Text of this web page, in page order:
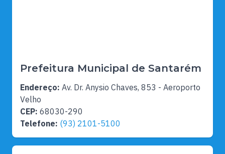
Prefeitura Municipal de Santarém
Endereço: Av. Dr. Anysio Chaves, 853 - Aeroporto
Velho
CEP: 68030-290
Telefone: (93) 2101-5100